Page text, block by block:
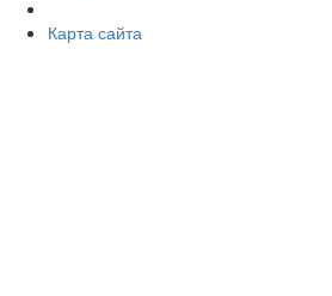
Карта сайта